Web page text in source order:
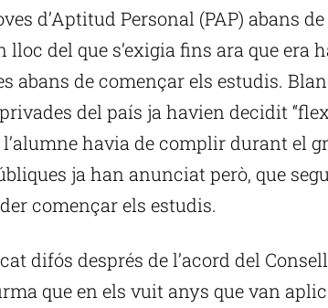
d’Aptitud Personal (PAP) abans
lloc del que s’exigia fins ara que era
abans de començar els estudis.
del país ja havien decidit
havia de complir durant el
ja han anunciat però, que
començar els estudis.
difós després de l’acord del
que en els vuit anys que van